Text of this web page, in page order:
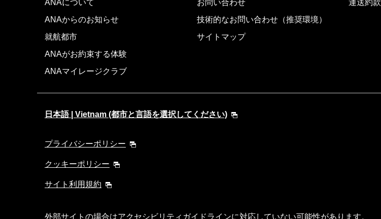
ANAについて
ANAからのお知らせ
就航都市
ANAがお約束する体験
ANAマイレージクラブ
お問い合わせ
技術的なお問い合わせ（推奨環境）
サイトマップ
運送約款
日本語 | Vietnam (都市と言語を選択してください)
プライバシーポリシー
クッキーポリシー
サイト利用規約
外部サイトの場合はアクセシビリティガイドラインに対応していない可能性があります。